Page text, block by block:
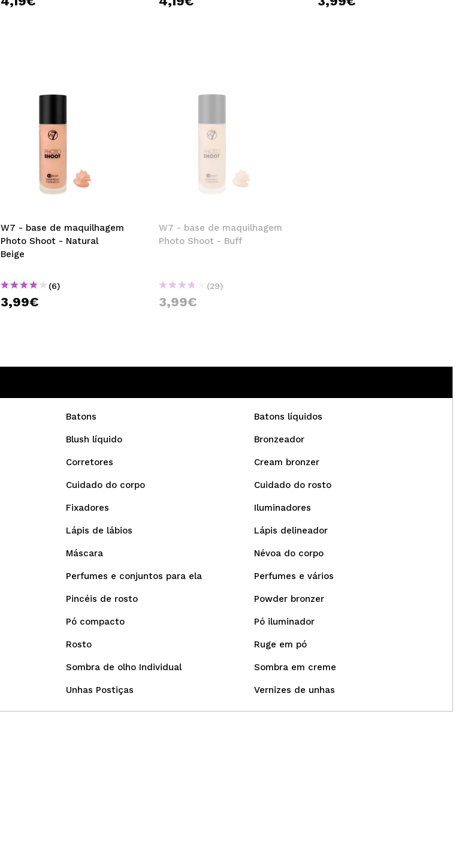
W7 - base de maquilhagem
Photo Shoot - Natural
Beige
(6)
3,99€
W7 - base de maquilhagem
Photo Shoot - Buff
(29)
3,99€
Batons Batons líquidos
Blush líquido Bronzeador
Corretores Cream bronzer
Cuidado do corpo Cuidado do rosto
Fixadores Iluminadores
Lápis de lábios Lápis delineador
Máscara Névoa do corpo
Perfumes e conjuntos para ela Perfumes e vários
Pincéis de rosto Powder bronzer
Pó compacto Pó iluminador
Rosto Ruge em pó
Sombra de olho Individual Sombra em creme
Unhas Postiças Vernizes de unhas